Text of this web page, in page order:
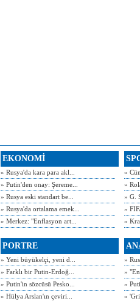
EKONOMİ
» Rusya'da kara para akl...
» Putin'den onay: Şereme...
» Rusya eski standart be...
» Rusya'da ortalama emek...
» Merkez: "Enflasyon art...
»
»
» G.
»
»
PORTRE
» Yeni büyükelçi, yeni d...
» Farklı bir Putin-Erdoğ...
» Putin'in sözcüsü Pesko...
» Hülya Arslan'ın çeviri...
»
»
»
»